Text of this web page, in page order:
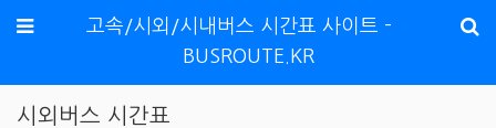
메뉴
고속/시외/시내버스 시간표 사이트 -
BUSROUTE.KR
시외버스 시간표